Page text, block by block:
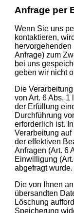
Anfrage per
Wenn Sie uns
kontaktieren,
Anfrage) zum
bei uns
geben wir nicht
Die
von Art. 6 Abs. 1
der Erfüllung
Durchführung
erforderlich ist.
Verarbeitung
der effektiven
Anfragen (Art. 6
Einwilligung
abgefragt wurde.
Die von Ihnen
übersandten
Löschung
Speicherung